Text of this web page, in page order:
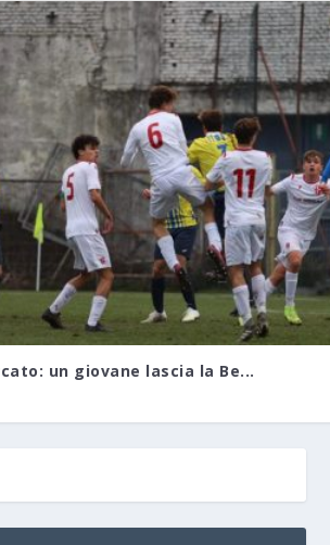
un giovane lascia la Be...